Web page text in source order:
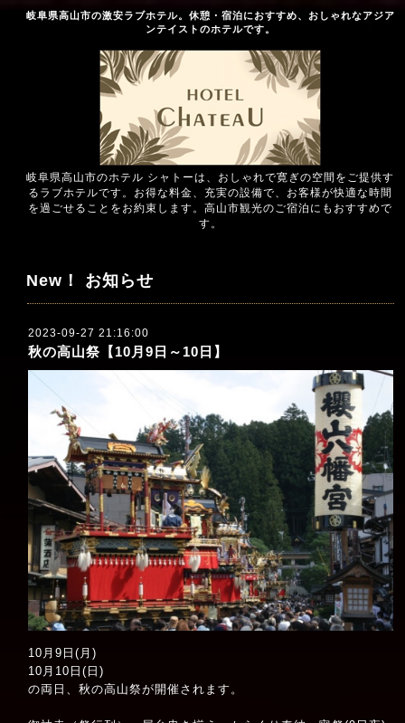
岐阜県高山市の激安ラブホテル。休憩・宿泊におすすめ、おしゃれなアジア
ンテイストのホテルです。
岐阜県高山市のホテル シャトーは、おしゃれで寛ぎの空間をご提供す
るラブホテルです。お得な料金、充実の設備で、お客様が快適な時間
を過ごせることをお約束します。高山市観光のご宿泊にもおすすめで
す。
New！ お知らせ
2023-09-27 21:16:00
秋の高山祭【10月9日～10日】
10月9日(月)
10月10日(日)
の両日、秋の高山祭が開催されます。